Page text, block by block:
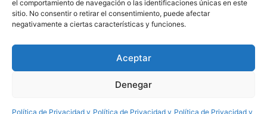
el comportamiento de navegación o las identificaciones únicas en este
sitio. No consentir o retirar el consentimiento, puede afectar
negativamente a ciertas características y funciones.
Aceptar
Denegar
Política de Privacidad y Política de Privacidad y Política de Privacidad y